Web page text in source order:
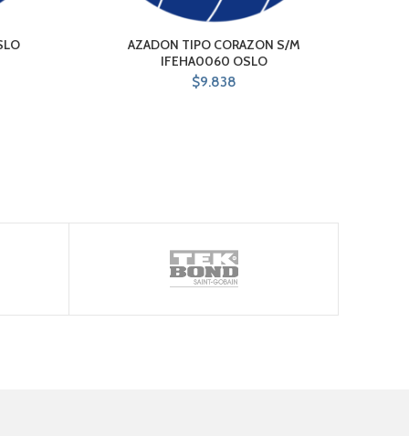
AZADON TIPO CORAZON S/M
IFEHA0060 OSLO
$9.838